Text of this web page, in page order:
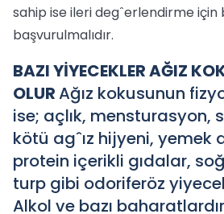
sahip ise ileri degˆerlendirme
başvurulmalıdır.
BAZI YİYECEKLER AĞIZ
OLURAğız kokusunun
ise; açlık, mensturasyon,
kötü agˆız hijyeni, yemek
protein içerikli gıdalar,
turp gibi odoriferöz
Alkol ve bazı